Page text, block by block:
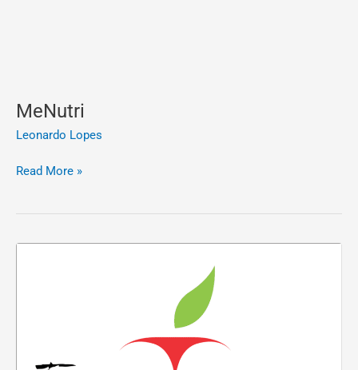
MeNutri
Leonardo Lopes
Read More »